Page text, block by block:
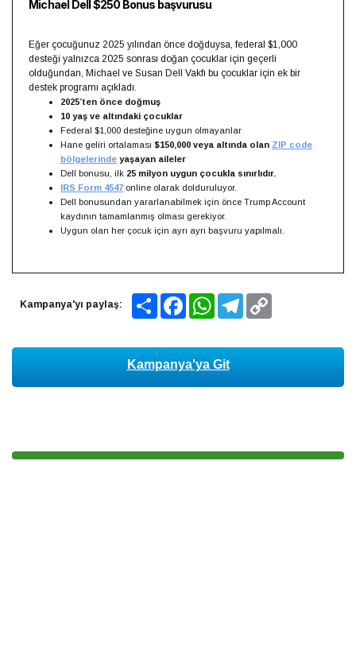
Michael Dell $250 Bonus başvurusu
Eğer çocuğunuz 2025 yılından önce doğduysa, federal $1,000
desteği yalnızca 2025 sonrası doğan çocuklar için geçerli
olduğundan, Michael ve Susan Dell Vakfı bu çocuklar için ek bir
destek programı açıkladı.
2025’ten önce doğmuş
10 yaş ve altındaki çocuklar
Federal $1,000 desteğine uygun olmayanlar
Hane geliri ortalaması $150,000 veya altında olan ZIP code
bölgelerinde yaşayan aileler
Dell bonusu, ilk 25 milyon uygun çocukla sınırlıdır.
IRS Form 4547 online olarak dolduruluyor.
Dell bonusundan yararlanabilmek için önce Trump Account
kaydının tamamlanmış olması gerekiyor.
Uygun olan her çocuk için ayrı ayrı başvuru yapılmalı.
Kampanya'yı paylaş: Share FacebookWhatsAppTelegram
Kampanya'ya Git